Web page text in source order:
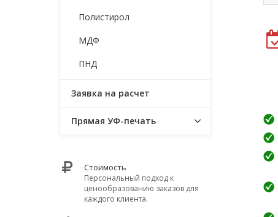
Полистирол
МДФ
ПНД
Заявка на расчет
Прямая УФ-печать
Стоимость
Персональный подход к
ценообразованию заказов для
каждого клиента.